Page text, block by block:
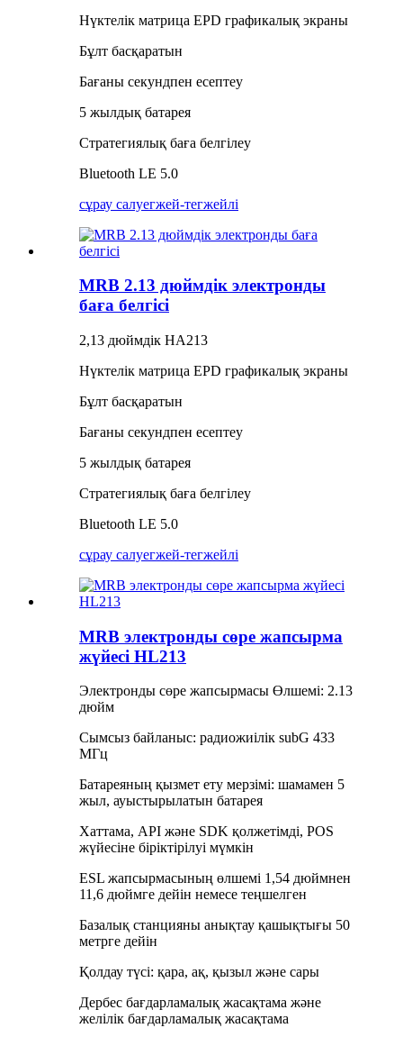
Нүктелік матрица EPD графикалық экраны
Бұлт басқаратын
Бағаны секундпен есептеу
5 жылдық батарея
Стратегиялық баға белгілеу
Bluetooth LE 5.0
сұрау салуегжей-тегжейлі
MRB 2.13 дюймдік электронды
баға белгісі
2,13 дюймдік HA213
Нүктелік матрица EPD графикалық экраны
Бұлт басқаратын
Бағаны секундпен есептеу
5 жылдық батарея
Стратегиялық баға белгілеу
Bluetooth LE 5.0
сұрау салуегжей-тегжейлі
MRB электронды сөре жапсырма
жүйесі HL213
Электронды сөре жапсырмасы Өлшемі: 2.13
дюйм
Сымсыз байланыс: радиожиілік subG 433
МГц
Батареяның қызмет ету мерзімі: шамамен 5
жыл, ауыстырылатын батарея
Хаттама, API және SDK қолжетімді, POS
жүйесіне біріктірілуі мүмкін
ESL жапсырмасының өлшемі 1,54 дюймнен
11,6 дюймге дейін немесе теңшелген
Базалық станцияны анықтау қашықтығы 50
метрге дейін
Қолдау түсі: қара, ақ, қызыл және сары
Дербес бағдарламалық жасақтама және
желілік бағдарламалық жасақтама